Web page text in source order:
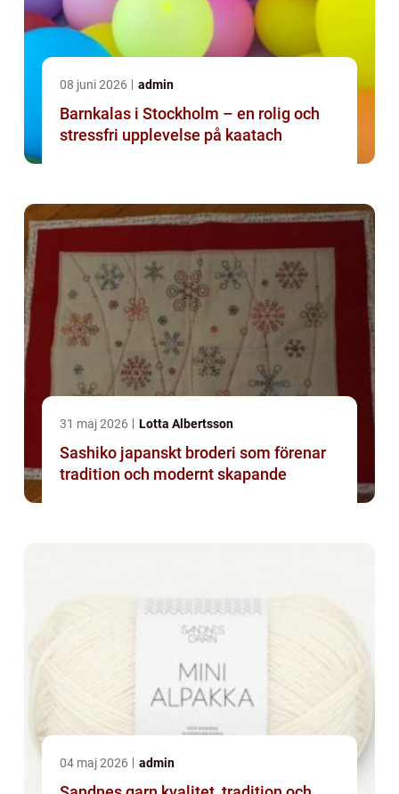
08 juni 2026 admin
Barnkalas i Stockholm – en rolig och
stressfri upplevelse på kaatach
31 maj 2026 Lotta Albertsson
Sashiko japanskt broderi som förenar
tradition och modernt skapande
04 maj 2026 admin